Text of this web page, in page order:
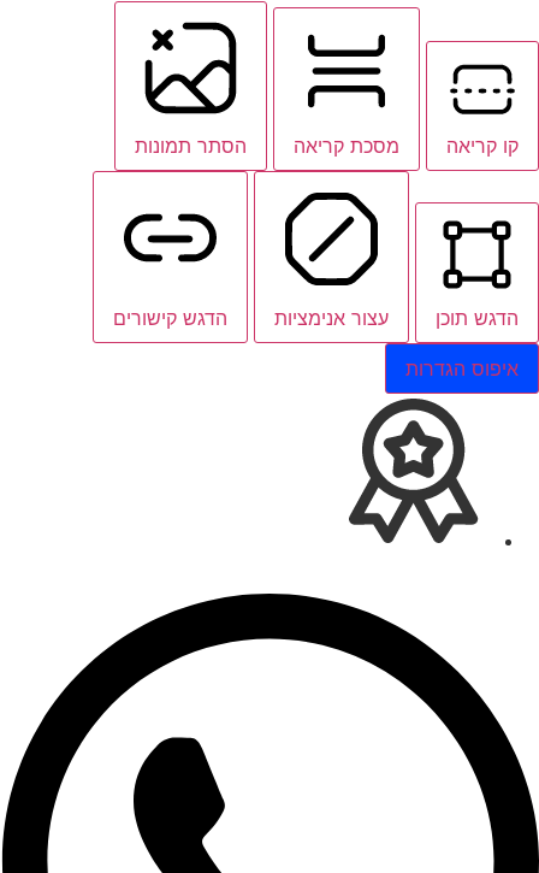
קו קריאה מסכת קריאה הסתר תמונות
הדגש תוכן עצור אנימציות הדגש קישורים
איפוס הגדרות